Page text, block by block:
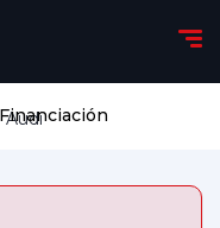
Financiación
Audi